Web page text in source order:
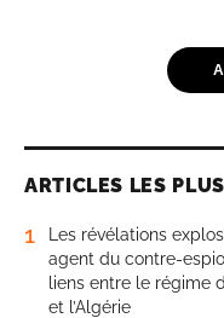
ARTICLES LES
1
Les révélations
agent du contre-
liens entre le régime
et l’Algérie